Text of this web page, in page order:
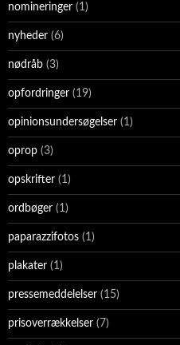
nomineringer (1)
nyheder (6)
nødråb (3)
opfordringer (19)
opinionsundersøgelser (1)
oprop (3)
opskrifter (1)
ordbøger (1)
paparazzifotos (1)
plakater (1)
pressemeddelelser (15)
prisoverrækkelser (7)